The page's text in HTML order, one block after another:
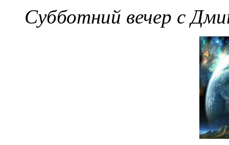
Субботний вечер с